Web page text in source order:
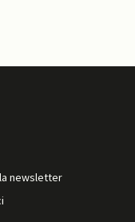
newsletter